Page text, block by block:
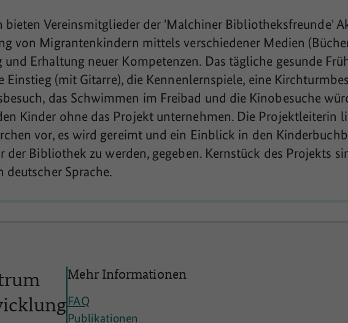
bieten Vereinsmitglieder der 'Malchiner Bibliotheksfreunde'
von Migrantenkindern mittels verschiedener Medien
Erhaltung neuer Kompetenzen. Das tägliche gesunde
Einstieg (mit Gitarre), die Kennenlernspiele, eine
das Schwimmen im Freibad und die Kinobesuche
Kinder ohne das Projekt unternehmen. Die Projektleiterin
vor, es wird gereimt und ein Einblick in den
der Bibliothek zu werden, gegeben. Kernstück des Projekts
deutscher Sprache.
Mehr Informationen
FAQ
Publikationen